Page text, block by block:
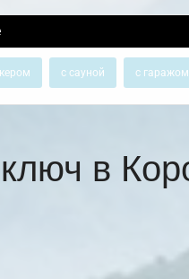
с сауной с гаражом
в